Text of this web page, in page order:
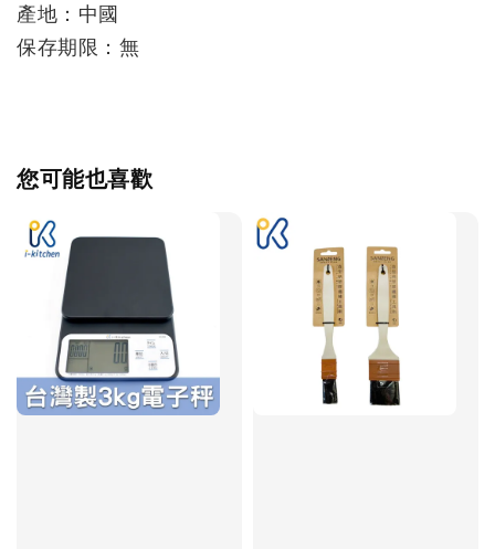
產地：中國
保存期限：無
您可能也喜歡